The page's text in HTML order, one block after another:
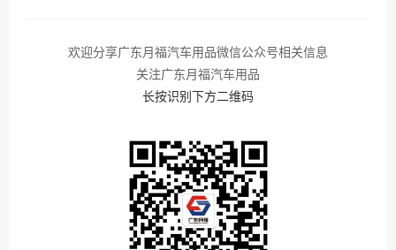
欢迎分享广东月福汽车用品微信公众号相关信息
关注广东月福汽车用品
长按识别下方二维码